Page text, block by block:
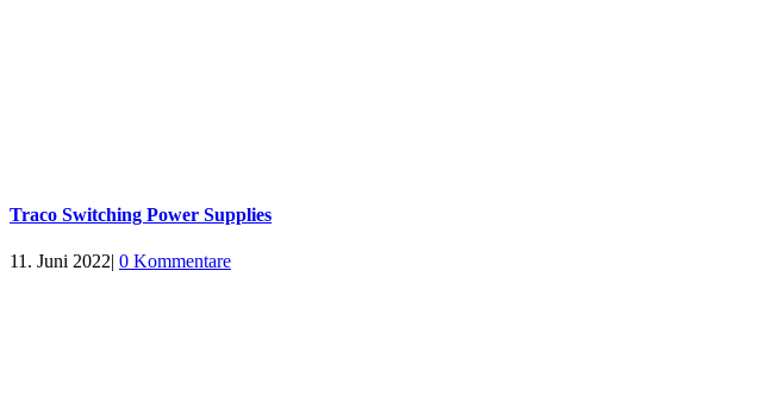
Traco Switching Power Supplies
11. Juni 2022| 0 Kommentare